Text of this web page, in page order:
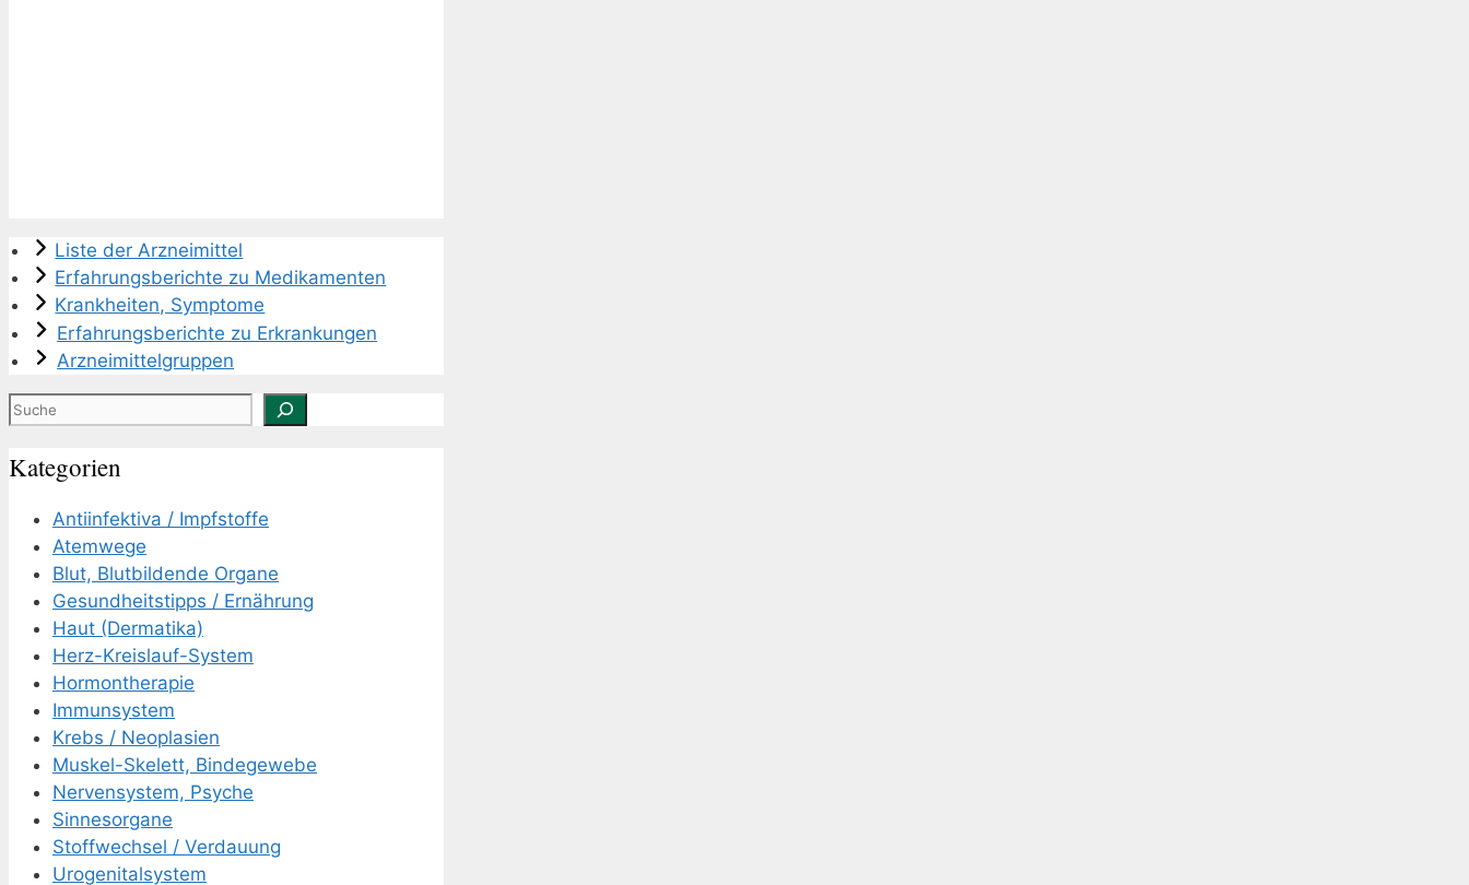
Liste der Arzneimittel
Erfahrungsberichte zu Medikamenten
Krankheiten, Symptome
Erfahrungsberichte zu Erkrankungen
Arzneimittelgruppen
Suchen
Kategorien
Antiinfektiva / Impfstoffe
Atemwege
Blut, Blutbildende Organe
Gesundheitstipps / Ernährung
Haut (Dermatika)
Herz-Kreislauf-System
Hormontherapie
Immunsystem
Krebs / Neoplasien
Muskel-Skelett, Bindegewebe
Nervensystem, Psyche
Sinnesorgane
Stoffwechsel / Verdauung
Urogenitalsystem